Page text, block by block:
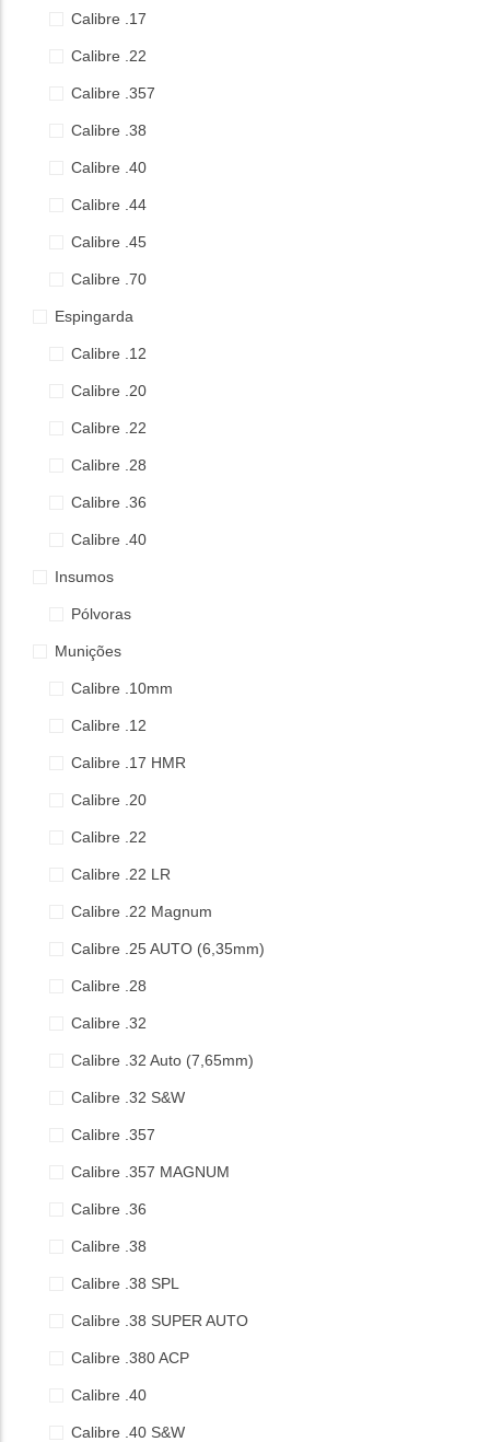
Calibre .9mmCalibre .17
Calibre .22
Calibre .357
Calibre .38
Calibre .40
Calibre .44
Calibre .45
Calibre .70
Espingarda
Calibre .12
Calibre .20
Calibre .22
Calibre .28
Calibre .36
Calibre .40
Insumos
Pólvoras
Munições
Calibre .10mm
Calibre .12
Calibre .17 HMR
Calibre .20
Calibre .22
Calibre .22 LR
Calibre .22 Magnum
Calibre .25 AUTO (6,35mm)
Calibre .28
Calibre .32
Calibre .32 Auto (7,65mm)
Calibre .32 S&W
Calibre .357
Calibre .357 MAGNUM
Calibre .36
Calibre .38
Calibre .38 SPL
Calibre .38 SUPER AUTO
Calibre .380 ACP
Calibre .40
Calibre .40 S&W